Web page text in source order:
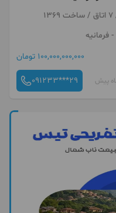
- فرمانیه
100,000,000,000 تومان
091233***29